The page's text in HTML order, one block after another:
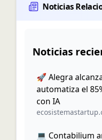
Noticias
Noticias
🚀 Alegra
automatiza el
con IA
💻 Contabilium